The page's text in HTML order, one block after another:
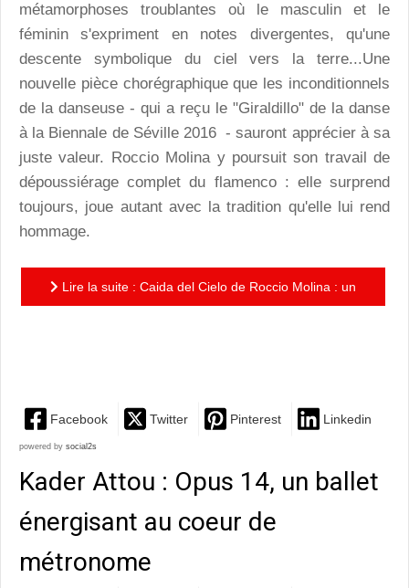
métamorphoses troublantes où le masculin et le
féminin s'expriment en notes divergentes, qu'une
descente symbolique du ciel vers la terre...Une
nouvelle pièce chorégraphique que les inconditionnels
de la danseuse - qui a reçu le "Giraldillo" de la danse
à la Biennale de Séville 2016 - sauront apprécier à sa
juste valeur. Roccio Molina y poursuit son travail de
dépoussiérage complet du flamenco : elle surprend
toujours, joue autant avec la tradition qu'elle lui rend
hommage.
Lire la suite : Caida del Cielo de Roccio Molina : un
Facebook Twitter Pinterest Linkedin
powered by social2s
Kader Attou : Opus 14, un ballet
énergisant au coeur de
métronome